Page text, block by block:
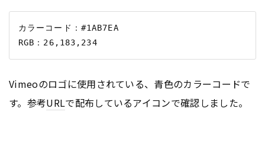
カラーコード：#1AB7EA
Vimeoのロゴに使用されている、青色のカラーコードで
す。参考URLで配布しているアイコンで確認しました。